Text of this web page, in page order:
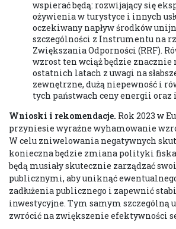
wspierać będą: rozwijający się
ożywienia w turystyce i innych
oczekiwany napływ środków
szczególności z Instrumentu na
Zwiększania Odporności (RRF).
wzrost ten wciąż będzie znacznie
ostatnich latach z uwagi na
zewnętrzne, dużą niepewność i
tych państwach ceny energii oraz
Wnioski i rekomendacje. Rok 2023 w
przyniesie wyraźne wyhamowanie
W celu zniwelowania negatywnych
konieczna będzie zmiana polityki
będą musiały skutecznie zarządzać
publicznymi, aby uniknąć
zadłużenia publicznego i zapewnić
inwestycyjne. Tym samym szczególną
zwrócić na zwiększenie efektywności